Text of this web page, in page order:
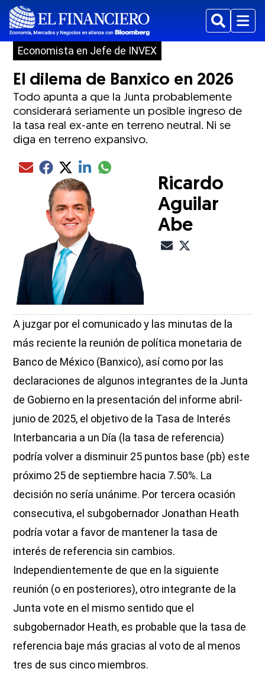
BuscarMenu
Economista en Jefe de INVEX
El dilema de Banxico en 2026
Todo apunta a que la Junta probablemente
considerará seriamente un posible ingreso de
la tasa real ex-ante en terreno neutral. Ni se
diga en terreno expansivo.
Compartir el artículo actual mediante Email
Compartir el artículo actual mediante Facebook
Compartir el artículo actual mediante Twitter
Compartir el artículo actual mediante LinkedIn
Compartir el artículo actual mediante
Ricardo
Aguilar
Abe
A juzgar por el comunicado y las minutas de la
más reciente la reunión de política monetaria de
Banco de México (Banxico), así como por las
declaraciones de algunos integrantes de la Junta
de Gobierno en la presentación del informe abril-
junio de 2025, el objetivo de la Tasa de Interés
Interbancaria a un Día (la tasa de referencia)
podría volver a disminuir 25 puntos base (pb) este
próximo 25 de septiembre hacia 7.50%. La
decisión no sería unánime. Por tercera ocasión
consecutiva, el subgobernador Jonathan Heath
podría votar a favor de mantener la tasa de
interés de referencia sin cambios.
Independientemente de que en la siguiente
reunión (o en posteriores), otro integrante de la
Junta vote en el mismo sentido que el
subgobernador Heath, es probable que la tasa de
referencia baje más gracias al voto de al menos
tres de sus cinco miembros.